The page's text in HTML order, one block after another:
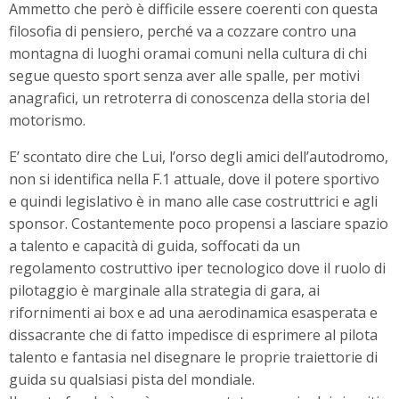
Ammetto che però è difficile essere coerenti con questa
filosofia di pensiero, perché va a cozzare contro una
montagna di luoghi oramai comuni nella cultura di chi
segue questo sport senza aver alle spalle, per motivi
anagrafici, un retroterra di conoscenza della storia del
motorismo.
E’ scontato dire che Lui, l’orso degli amici dell’autodromo,
non si identifica nella F.1 attuale, dove il potere sportivo
e quindi legislativo è in mano alle case costruttrici e agli
sponsor. Costantemente poco propensi a lasciare spazio
a talento e capacità di guida, soffocati da un
regolamento costruttivo iper tecnologico dove il ruolo di
pilotaggio è marginale alla strategia di gara, ai
rifornimenti ai box e ad una aerodinamica esasperata e
dissacrante che di fatto impedisce di esprimere al pilota
talento e fantasia nel disegnare le proprie traiettorie di
guida su qualsiasi pista del mondiale.